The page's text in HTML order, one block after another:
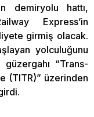
demiryolu hattı,
Express’in
girmiş olacak.
yolculuğunu
“Trans-
(TITR)” üzerinden